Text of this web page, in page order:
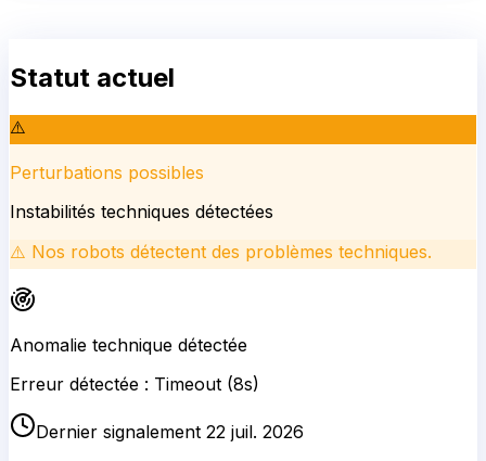
Statut actuel
⚠️
Perturbations possibles
Instabilités techniques détectées
⚠️ Nos robots détectent des problèmes techniques.
Anomalie technique détectée
Erreur détectée : Timeout (8s)
Dernier signalement 22 juil. 2026